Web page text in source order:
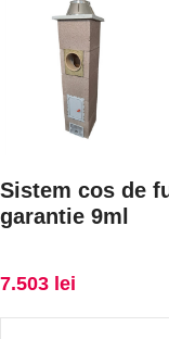
Sistem cos de
garantie 9ml
7.503 lei